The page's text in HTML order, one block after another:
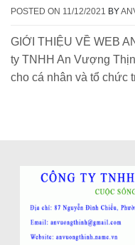
POSTED ON 11/12/2021 BY
GIỚI THIỆU VỀ WEB
ty TNHH An Vượng
cho cá nhân và tổ chức